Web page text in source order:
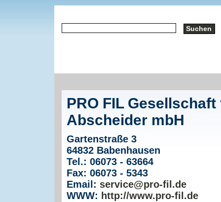
PRO FIL
Abscheider mbH
Gartenstraße 3
64832 Babenhausen
Tel.: 06073 - 63664
Fax: 06073 - 5343
Email: service@pro-fil.de
WWW: http://www.pro-fil.de